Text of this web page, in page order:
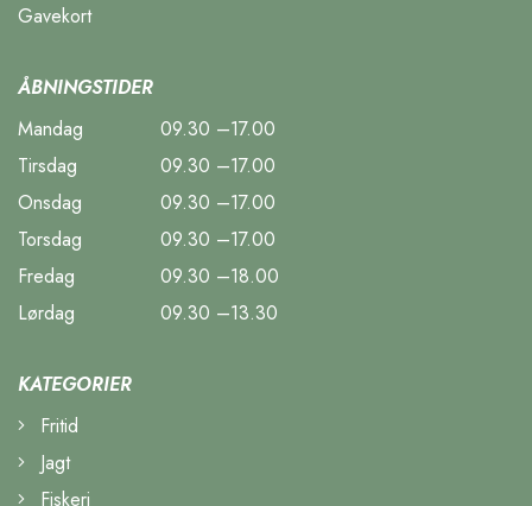
Gavekort
ÅBNINGSTIDER
Mandag
09.30 –17.00
Tirsdag
09.30 –17.00
Onsdag
09.30 –17.00
Torsdag
09.30 –17.00
Fredag
09.30 –18.00
Lørdag
09.30 –13.30
KATEGORIER
Fritid
Jagt
Fiskeri